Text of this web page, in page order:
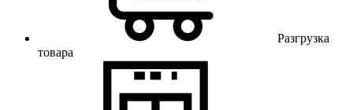
Разгрузка
товара